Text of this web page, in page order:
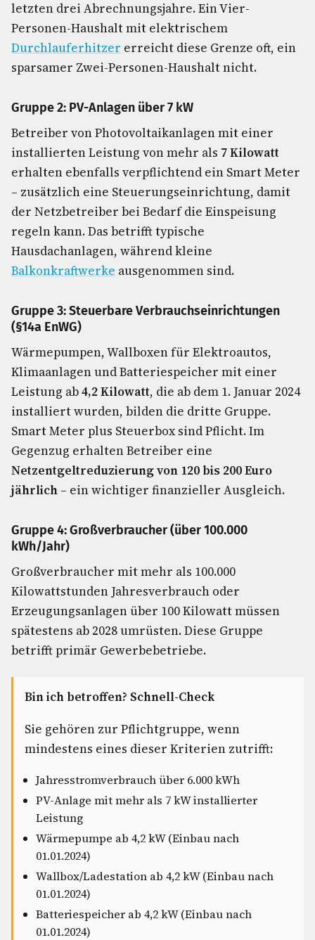
letzten drei Abrechnungsjahre. Ein Vier-
Personen-Haushalt mit elektrischem
Durchlauferhitzer erreicht diese Grenze oft, ein
sparsamer Zwei-Personen-Haushalt nicht.
Gruppe 2: PV-Anlagen über 7 kW
Betreiber von Photovoltaikanlagen mit einer
installierten Leistung von mehr als 7 Kilowatt
erhalten ebenfalls verpflichtend ein Smart Meter
– zusätzlich eine Steuerungseinrichtung, damit
der Netzbetreiber bei Bedarf die Einspeisung
regeln kann. Das betrifft typische
Hausdachanlagen, während kleine
Balkonkraftwerke ausgenommen sind.
Gruppe 3: Steuerbare Verbrauchseinrichtungen
(§14a EnWG)
Wärmepumpen, Wallboxen für Elektroautos,
Klimaanlagen und Batteriespeicher mit einer
Leistung ab4,2 Kilowatt, die ab dem 1. Januar 2024
installiert wurden, bilden die dritte Gruppe.
Smart Meter plus Steuerbox sind Pflicht. Im
Gegenzug erhalten Betreiber eine
Netzentgeltreduzierung von 120 bis 200 Euro
jährlich – ein wichtiger finanzieller Ausgleich.
Gruppe 4: Großverbraucher (über 100.000
kWh/Jahr)
Großverbraucher mit mehr als 100.000
Kilowattstunden Jahresverbrauch oder
Erzeugungsanlagen über 100 Kilowatt müssen
spätestens ab 2028 umrüsten. Diese Gruppe
betrifft primär Gewerbebetriebe.
Bin ich betroffen? Schnell-Check
Sie gehören zur Pflichtgruppe, wenn
mindestens eines dieser Kriterien zutrifft:
Jahresstromverbrauch über 6.000 kWh
PV-Anlage mit mehr als 7 kW installierter
Leistung
Wärmepumpe ab 4,2 kW (Einbau nach
01.01.2024)
Wallbox/Ladestation ab 4,2 kW (Einbau nach
01.01.2024)
Batteriespeicher ab 4,2 kW (Einbau nach
01.01.2024)